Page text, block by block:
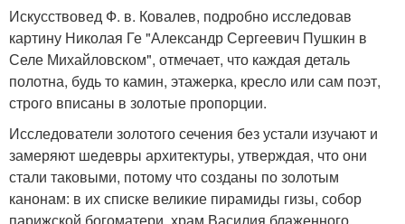
Искусствовед Ф. в. Ковалев, подробно исследовав
картину Николая Ге "Александр Сергеевич Пушкин в
Селе Михайловском", отмечает, что каждая деталь
полотна, будь то камин, этажерка, кресло или сам поэт,
строго вписаны в золотые пропорции.
Исследователи золотого сечения без устали изучают и
замеряют шедевры архитектуры, утверждая, что они
стали таковыми, потому что созданы по золотым
канонам: в их списке великие пирамиды гизы, собор
парижской богоматери, храм Василия блаженного,